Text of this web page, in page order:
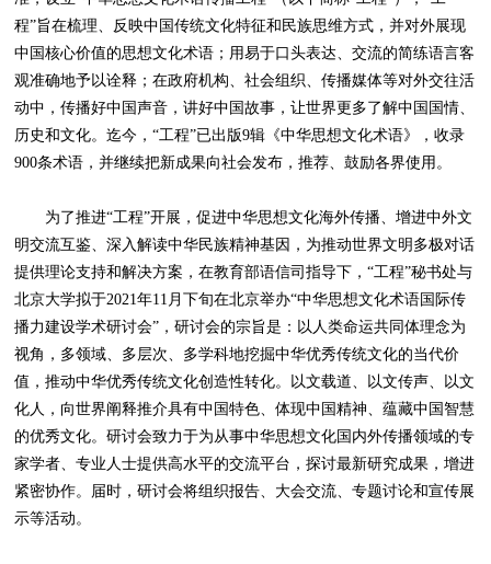
程”旨在梳理、反映中国传统文化特征和民族思维方式，并对外展现
中国核心价值的思想文化术语；用易于口头表达、交流的简练语言客
观准确地予以诠释；在政府机构、社会组织、传播媒体等对外交往活
动中，传播好中国声音，讲好中国故事，让世界更多了解中国国情、
历史和文化。迄今，“工程”已出版9辑《中华思想文化术语》，收录
900条术语，并继续把新成果向社会发布，推荐、鼓励各界使用。
为了推进“工程”开展，促进中华思想文化海外传播、增进中外文
明交流互鉴、深入解读中华民族精神基因，为推动世界文明多极对话
提供理论支持和解决方案，在教育部语信司指导下，“工程”秘书处与
北京大学拟于2021年11月下旬在北京举办“中华思想文化术语国际传
播力建设学术研讨会”，研讨会的宗旨是：以人类命运共同体理念为
视角，多领域、多层次、多学科地挖掘中华优秀传统文化的当代价
值，推动中华优秀传统文化创造性转化。以文载道、以文传声、以文
化人，向世界阐释推介具有中国特色、体现中国精神、蕴藏中国智慧
的优秀文化。研讨会致力于为从事中华思想文化国内外传播领域的专
家学者、专业人士提供高水平的交流平台，探讨最新研究成果，增进
紧密协作。届时，研讨会将组织报告、大会交流、专题讨论和宣传展
示等活动。